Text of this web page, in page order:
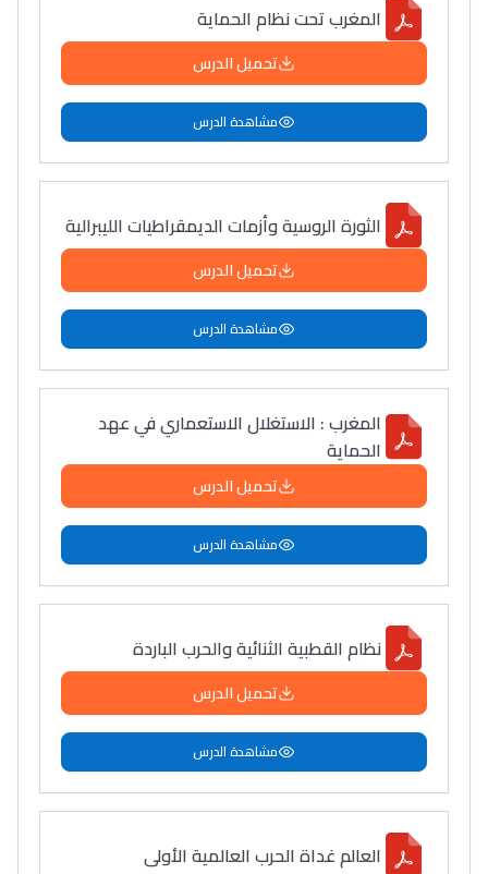
المغرب تحت نظام الحماية
تحميل الدرس
مشاهدة الدرس
الثورة الروسية وأزمات الديمقراطيات الليبرالية
تحميل الدرس
مشاهدة الدرس
المغرب : الاستغلال الاستعماري في عهد
الحماية
تحميل الدرس
مشاهدة الدرس
نظام القطبية الثنائية والحرب الباردة
تحميل الدرس
مشاهدة الدرس
العالم غداة الحرب العالمية الأولى